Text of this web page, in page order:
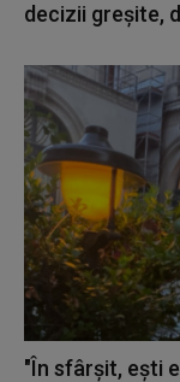
decizii greşite,
"În sfârșit, ești